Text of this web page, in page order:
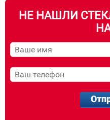
НЕ НАШЛИ